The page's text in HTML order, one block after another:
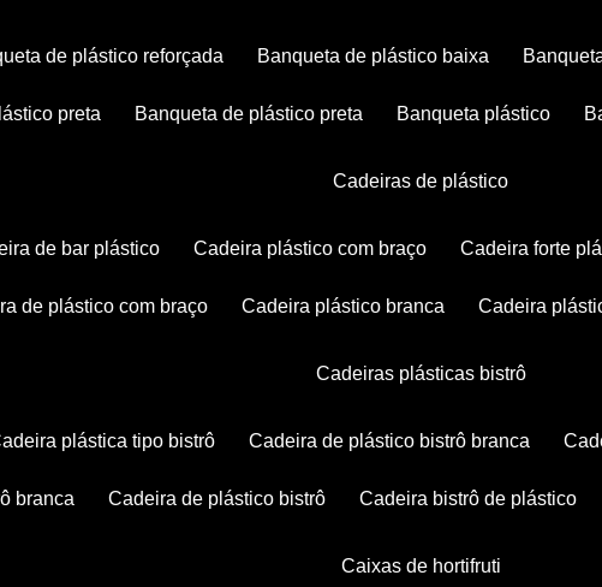
de plástico reforçada banqueta de plástico baixa
preta banqueta de plástico preta banqueta plástico
cadeiras de plástico
de bar plástico cadeira plástico com braço cadeira forte
de plástico com braço cadeira plástico branca cadeira
cadeiras plásticas bistrô
cadeira plástica tipo bistrô cadeira de plástico bistrô branca
branca cadeira de plástico bistrô cadeira bistrô de plástico
caixas de hortifruti